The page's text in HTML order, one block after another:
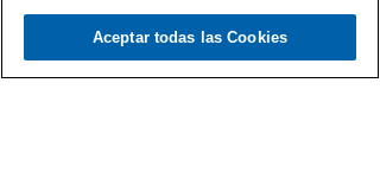
Aceptar todas las Cookies